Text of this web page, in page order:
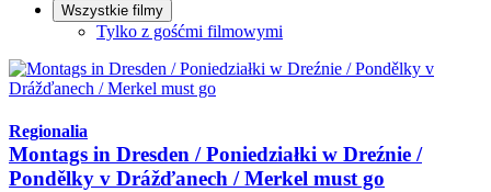
Wszystkie filmy
Tylko z gośćmi filmowymi
Regionalia
Montags in Dresden / Poniedziałki w Dreźnie /
Pondělky v Drážďanech / Merkel must go